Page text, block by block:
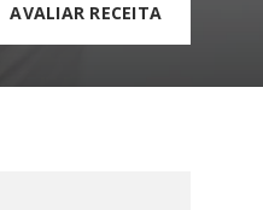
AVALIAR RECEITA